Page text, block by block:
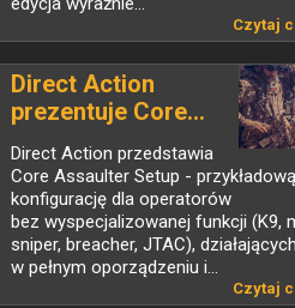
Czytaj
Direct Action
prezentuje Core...
Direct Action przedstawia
Core Assaulter Setup - przykładową
konfigurację dla operatorów
bez wyspecjalizowanej funkcji (K9,
sniper, breacher, JTAC), działających
w pełnym oporządzeniu i...
Czytaj